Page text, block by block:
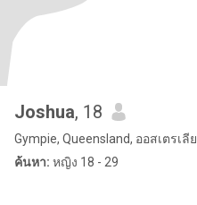
Joshua, 18
Gympie, Queensland, ออสเตรเลีย
ค้นหา: หญิง 18 - 29